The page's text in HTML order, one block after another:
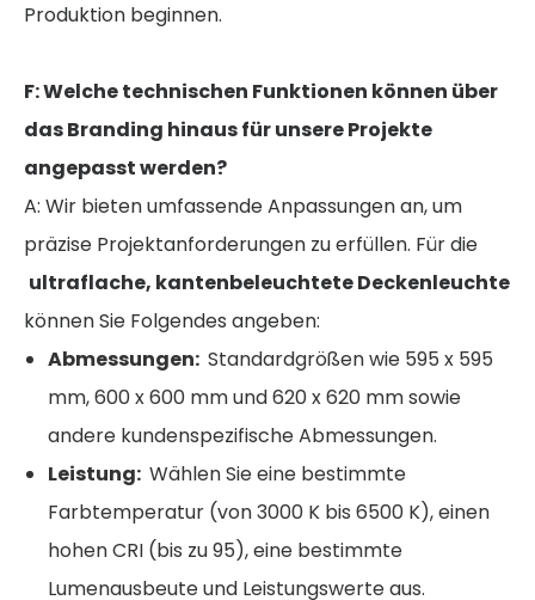
Produktion beginnen.
F: Welche technischen Funktionen können über
das Branding hinaus für unsere Projekte
angepasst werden?
A: Wir bieten umfassende Anpassungen an, um
präzise Projektanforderungen zu erfüllen. Für die
ultraflache, kantenbeleuchtete Deckenleuchte
können Sie Folgendes angeben:
Abmessungen: Standardgrößen wie 595 x 595
mm, 600 x 600 mm und 620 x 620 mm sowie
andere kundenspezifische Abmessungen.
Leistung: Wählen Sie eine bestimmte
Farbtemperatur (von 3000 K bis 6500 K), einen
hohen CRI (bis zu 95), eine bestimmte
Lumenausbeute und Leistungswerte aus.